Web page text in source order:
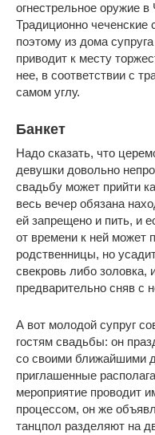
огнестрельное оружие
Традиционно чеченские
поэтому из дома
приводит к месту
нее, в соответствии с
самом углу.
Банкет
Надо сказать, что
девушки довольно
свадьбу может прийти
весь вечер обязана
ей запрещено и пить, и
от времени к ней может
родственницы, но
свекровь либо золовка,
предварительно сняв с
А вот молодой супруг
гостям свадьбы: он
со своими ближайшими
приглашенные
мероприятие проводит
процессом, он же
танцпол разделяют на